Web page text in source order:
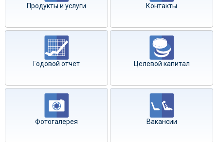
Продукты и услуги Контакты
Годовой отчёт Целевой капитал
Фотогалерея Вакансии